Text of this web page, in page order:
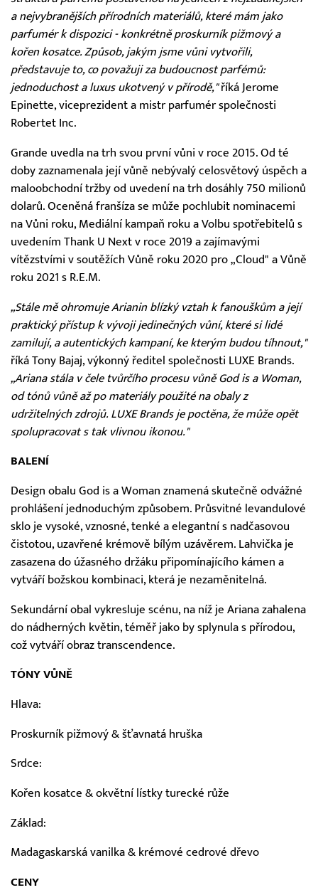
a nejvybranějších přírodních materiálů, které mám jako
parfumér k dispozici - konkrétně proskurník pižmový a
kořen kosatce. Způsob, jakým jsme vůni vytvořili,
představuje to, co považuji za budoucnost parfémů:
jednoduchost a luxus ukotvený v přírodě,"říká Jerome
Epinette, viceprezident a mistr parfumér společnosti
Robertet Inc.
Grande uvedla na trh svou první vůni v roce 2015. Od té
doby zaznamenala její vůně nebývalý celosvětový úspěch a
maloobchodní tržby od uvedení na trh dosáhly 750 milionů
dolarů. Oceněná franšíza se může pochlubit nominacemi
na Vůni roku, Mediální kampaň roku a Volbu spotřebitelů s
uvedením Thank U Next v roce 2019 a zajímavými
vítězstvími v soutěžích Vůně roku 2020 pro „Cloud" a Vůně
roku 2021 s R.E.M.
„Stále mě ohromuje Arianin blízký vztah k fanouškům a její
praktický přístup k vývoji jedinečných vůní, které si lidé
zamilují, a autentických kampaní, ke kterým budou tíhnout,"
říká Tony Bajaj, výkonný ředitel společnosti LUXE Brands.
„Ariana stála v čele tvůrčího procesu vůně God is a Woman,
od tónů vůně až po materiály použité na obaly z
udržitelných zdrojů. LUXE Brands je poctěna, že může opět
spolupracovat s tak vlivnou ikonou."
BALENÍ
Design obalu God is a Woman znamená skutečně odvážné
prohlášení jednoduchým způsobem. Průsvitné levandulové
sklo je vysoké, vznosné, tenké a elegantní s nadčasovou
čistotou, uzavřené krémově bílým uzávěrem. Lahvička je
zasazena do úžasného držáku připomínajícího kámen a
vytváří božskou kombinaci, která je nezaměnitelná.
Sekundární obal vykresluje scénu, na níž je Ariana zahalena
do nádherných květin, téměř jako by splynula s přírodou,
což vytváří obraz transcendence.
TÓNY VŮNĚ
Hlava:
Proskurník pižmový & šťavnatá hruška
Srdce:
Kořen kosatce & okvětní lístky turecké růže
Základ:
Madagaskarská vanilka & krémové cedrové dřevo
CENY